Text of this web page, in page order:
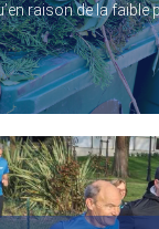
raison de la faible